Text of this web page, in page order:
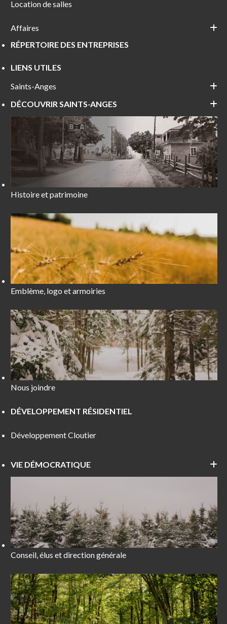
Location de salles
Affaires
RÉPERTOIRE DES ENTREPRISES
LIENS UTILES
Saints-Anges
DÉCOUVRIR SAINTS-ANGES
Histoire et patrimoine
Emblème, logo et armoiries
Nous joindre
DÉVELOPPEMENT RÉSIDENTIEL
Développement Cloutier
VIE DÉMOCRATIQUE
Conseil, élus et direction générale